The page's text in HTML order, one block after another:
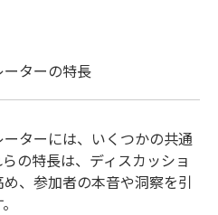
ターの特長
ターには、いくつかの共通
の特長は、ディスカッショ
、参加者の本音や洞察を引